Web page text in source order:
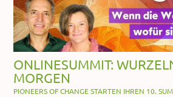
ONLINESUMMIT:
MORGEN
PIONEERS OF CHANGE STARTEN IHREN 10.